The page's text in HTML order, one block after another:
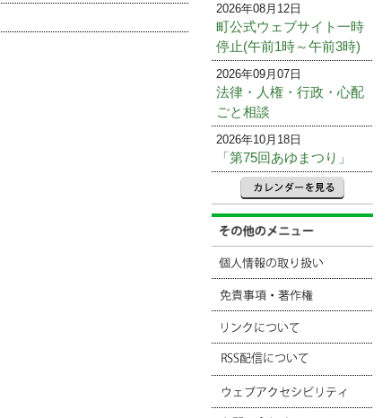
2026年08月12日
町公式ウェブサイト一時
停止(午前1時～午前3時)
2026年09月07日
法律・人権・行政・心配
ごと相談
2026年10月18日
「第75回あゆまつり」